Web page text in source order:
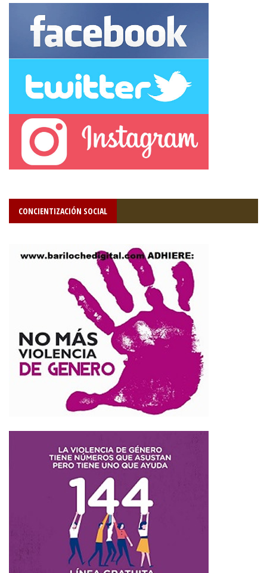
CONCIENTIZACIÓN SOCIAL